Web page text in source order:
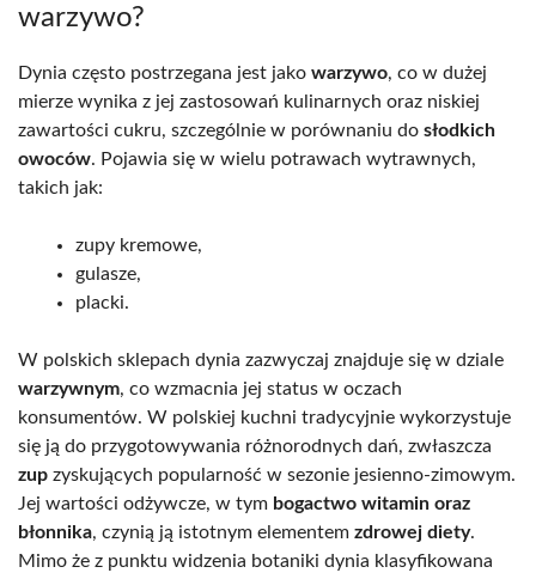
warzywo?
Dynia często postrzegana jest jako warzywo, co w dużej
mierze wynika z jej zastosowań kulinarnych oraz niskiej
zawartości cukru, szczególnie w porównaniu do słodkich
owoców. Pojawia się w wielu potrawach wytrawnych,
takich jak:
zupy kremowe,
gulasze,
placki.
W polskich sklepach dynia zazwyczaj znajduje się w dziale
warzywnym, co wzmacnia jej status w oczach
konsumentów. W polskiej kuchni tradycyjnie wykorzystuje
się ją do przygotowywania różnorodnych dań, zwłaszcza
zup zyskujących popularność w sezonie jesienno-zimowym.
Jej wartości odżywcze, w tym bogactwo witamin oraz
błonnika, czynią ją istotnym elementem zdrowej diety.
Mimo że z punktu widzenia botaniki dynia klasyfikowana